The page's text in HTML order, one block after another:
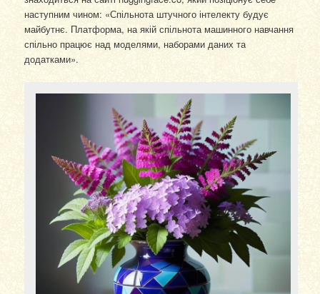
наступним чином: «Спільнота штучного інтелекту будує
майбутнє. Платформа, на якій спільнота машинного навчання
спільно працює над моделями, наборами даних та
додатками».